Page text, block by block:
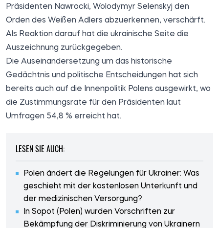
Präsidenten Nawrocki, Wolodymyr Selenskyj den
Orden des Weißen Adlers abzuerkennen, verschärft.
Als Reaktion darauf hat die ukrainische Seite die
Auszeichnung zurückgegeben.
Die Auseinandersetzung um das historische
Gedächtnis und politische Entscheidungen hat sich
bereits auch auf die Innenpolitik Polens ausgewirkt, wo
die Zustimmungsrate für den Präsidenten laut
Umfragen 54,8 % erreicht hat.
LESEN SIE AUCH:
Polen ändert die Regelungen für Ukrainer: Was
geschieht mit der kostenlosen Unterkunft und
der medizinischen Versorgung?
In Sopot (Polen) wurden Vorschriften zur
Bekämpfung der Diskriminierung von Ukrainern